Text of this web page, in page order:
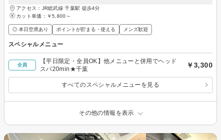
アクセス：JR総武線 千葉駅 徒歩4分
カット単価： ￥5,800～
◎ 本日空席あり ポイントが貯まる・使える メンズ歓迎
スペシャルメニュー
全員
【平日限定・全員OK】他メニューと併用でヘッド
スパ20min★千葉
￥3,300
すべてのスペシャルメニューを見る
その他の情報を表示